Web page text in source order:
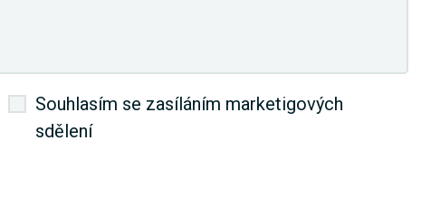
Souhlasím se zasíláním marketigových
sdělení